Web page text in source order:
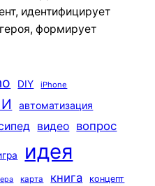
идентифицирует
формирует
DIY iPhone
автоматизация
видео вопрос
идея
карта книга
концепт